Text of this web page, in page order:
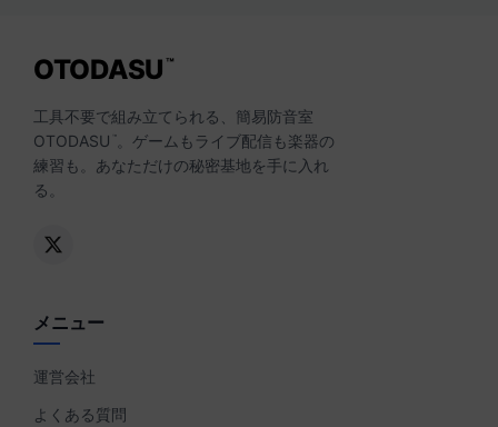
OTODASU ™
工具不要で組み立てられる、簡易防音室
OTODASU ™
。ゲームもライブ配信も楽器の
練習も。あなただけの秘密基地を手に入れ
る。
メニュー
運営会社
よくある質問